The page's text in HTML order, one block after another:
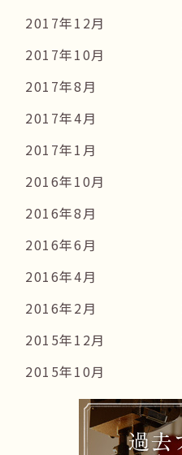
2017年12月
2017年10月
2017年8月
2017年4月
2017年1月
2016年10月
2016年8月
2016年6月
2016年4月
2016年2月
2015年12月
2015年10月